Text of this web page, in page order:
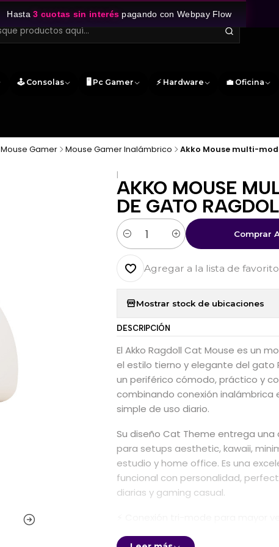
🕹️ Consolas 🖥️ Pc Gamer ⚡ Hardware 💼 Oficina
Hasta3 cuotas sin interés pagando con Webpay Flow
Mouse Gamer Mouse Gamer Inalámbrico Akko Mouse multi-
|
AKKO MOUSE
DE GATO
Cantidad
Comprar
Agregar a la lista de
Mostrar stock de ubicaciones
DESCRIPCIÓN
El Akko Ragdoll Cat Mouse es un
el estilo tierno y elegante del gato
un periférico cómodo, práctico y
combinando conexión inalámbrica
simple de uso diario.
Su diseño Cat Theme entrega
para setups aesthetic, kawaii,
estudio y home office. Es una
funcional con personalidad,
diarias y gaming casual.